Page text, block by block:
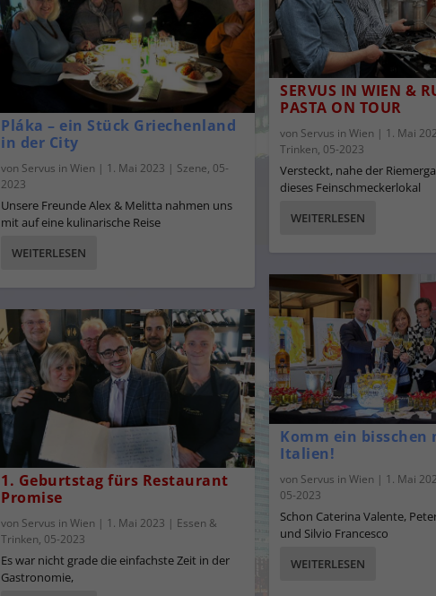
Pláka – ein Stück Griechenland
in der City
von Servus in Wien | 1. Mai 2023 | Szene, 05-
2023
Unsere Freunde Alex & Melitta nahmen uns
mit auf eine kulinarische Reise
WEITERLESEN
1. Geburtstag fürs Restaurant
Promise
von Servus in Wien | 1. Mai 2023 | Essen &
Trinken, 05-2023
Es war nicht grade die einfachste Zeit in der
Gastronomie,
SERVUS IN WIEN &
PASTA ON TOUR
von Servus in Wien | 1. Mai
Trinken, 05-2023
Versteckt, nahe der
dieses Feinschmeckerlokal
WEITERLESEN
Komm ein bisschen
Italien!
von Servus in Wien | 1. Mai
05-2023
Schon Caterina Valente,
und Silvio Francesco
WEITERLESEN